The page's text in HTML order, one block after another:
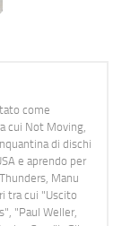
come
cui Not Moving,
di dischi
e aprendo per
Manu
tra cui "Uscito
"Paul Weller,